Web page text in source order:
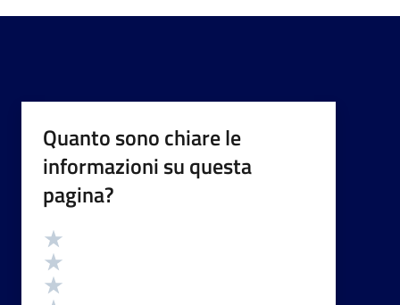
Quanto sono chiare le
informazioni su questa
pagina?
Valutazione